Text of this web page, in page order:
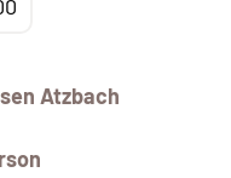
Atzbach